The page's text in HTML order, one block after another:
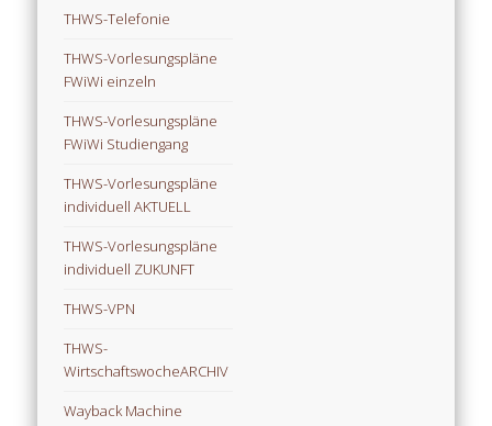
THWS-Telefonie
THWS-Vorlesungspläne
FWiWi einzeln
THWS-Vorlesungspläne
FWiWi Studiengang
THWS-Vorlesungspläne
individuell AKTUELL
THWS-Vorlesungspläne
individuell ZUKUNFT
THWS-VPN
THWS-
WirtschaftswocheARCHIV
Wayback Machine